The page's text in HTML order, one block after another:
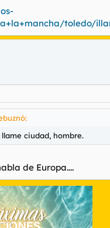
toledo/
ciudad, hombre.
de Europa....